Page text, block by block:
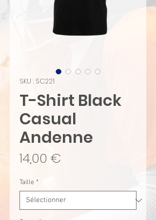
SKU : SC221
T-Shirt Black
Casual
Andenne
14,00 €
Taille *